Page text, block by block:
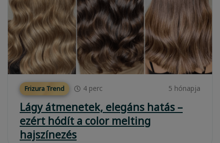
Frizura Trend 4 perc 5 hónapja
Lágy átmenetek, elegáns hatás –
ezért hódít a color melting
hajszínezés